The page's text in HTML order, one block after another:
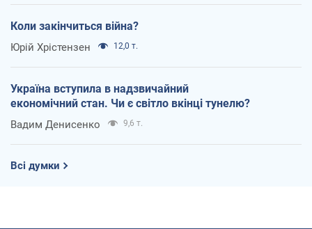
Коли закінчиться війна?
Юрій Хрістензен 12,0 т.
Україна вступила в надзвичайний
економічний стан. Чи є світло вкінці тунелю?
Вадим Денисенко 9,6 т.
Всі думки